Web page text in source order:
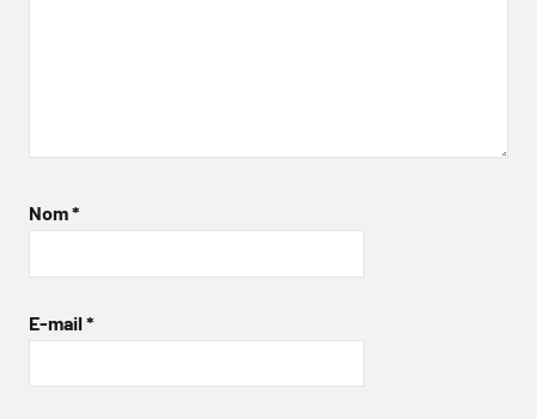
Nom*
E-mail *